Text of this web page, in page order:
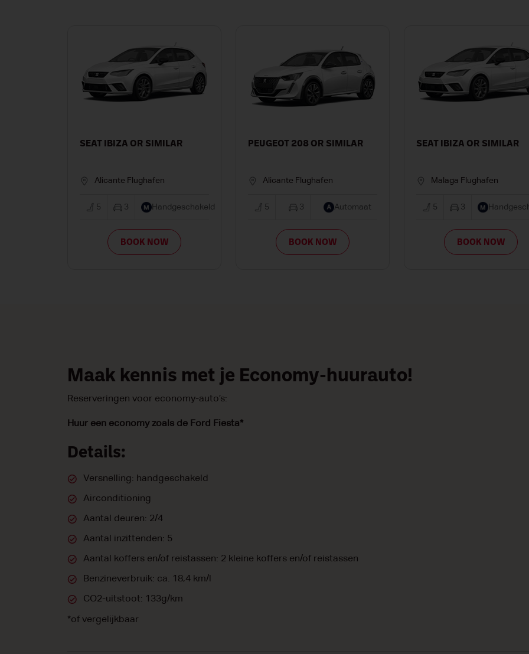
SEAT IBIZA OR SIMILAR
Alicante Flughafen
5 3 Handgeschakeld
BOOK NOW
PEUGEOT 208 OR SIMILAR
Alicante Flughafen
5 3 Automaat
BOOK NOW
SEAT IBIZA OR SIMILAR
Malaga Flughafen
5 3
BOOK NOW
Maak kennis met je Economy-huurauto!
Reserveringen voor economy-auto’s:
Huur een economy zoals de Ford Fiesta*
Details:
Versnelling: handgeschakeld
Airconditioning
Aantal deuren: 2/4
Aantal inzittenden: 5
Aantal koffers en/of reistassen: 2 kleine koffers en/of reistassen
Benzineverbruik: ca. 18,4 km/l
CO2-uitstoot: 133g/km
*of vergelijkbaar